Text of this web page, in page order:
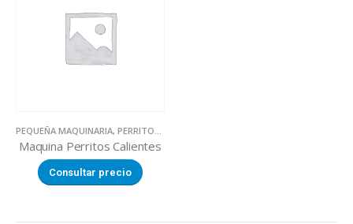
PEQUEÑA MAQUINARIA, PERRITOS CALIENTES
Maquina Perritos Calientes
Consultar precio